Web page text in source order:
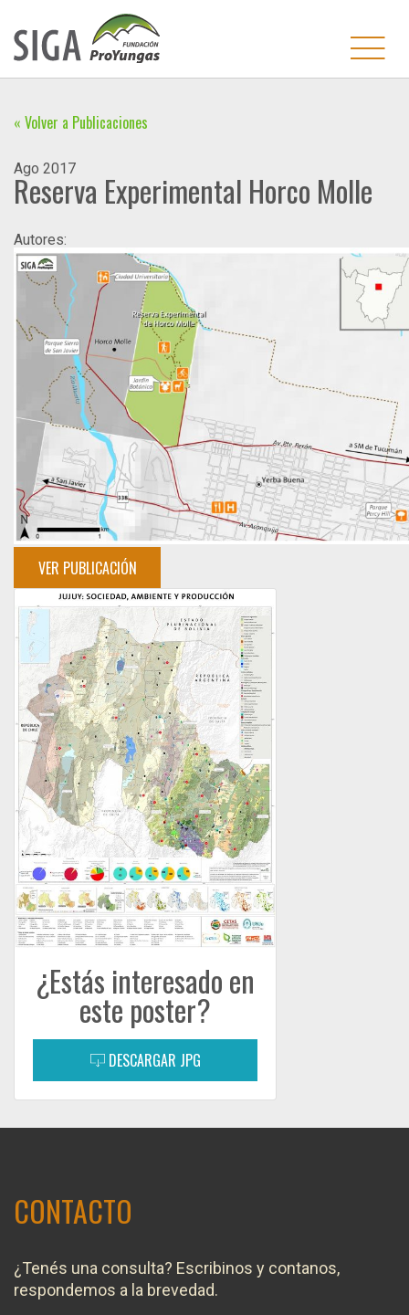
« Volver a Publicaciones
Ago 2017
Reserva Experimental Horco Molle
Autores:
VER PUBLICACIÓN
¿Estás interesado en
este poster?
DESCARGAR JPG
CONTACTO
¿Tenés una consulta? Escribinos y contanos,
respondemos a la brevedad.